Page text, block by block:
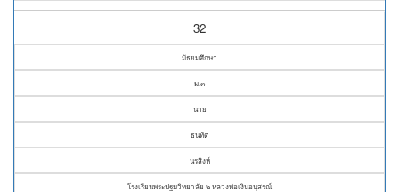
32
มัธยมศึกษา
ม.๓
นาย
ธนทัต
นรสิงห์
โรงเรียนพระปฐมวิทยาลัย ๒ หลวงพ่อเงินอนุสรณ์